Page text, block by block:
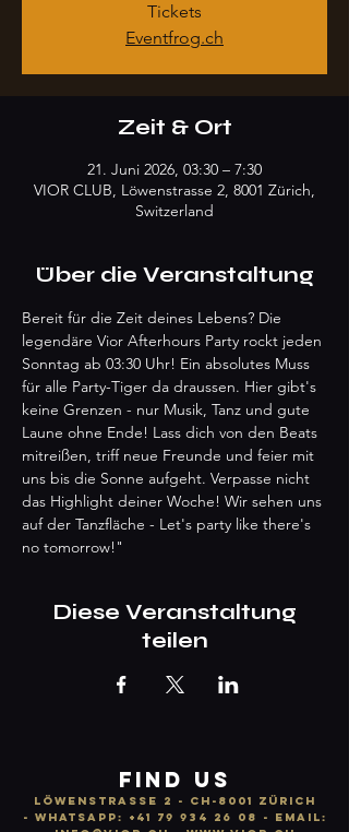
Tickets
Eventfrog.ch
Zeit & Ort
21. Juni 2026, 03:30 – 7:30
VIOR CLUB, Löwenstrasse 2, 8001 Zürich,
Switzerland
Über die Veranstaltung
Bereit für die Zeit deines Lebens? Die
legendäre Vior Afterhours Party rockt jeden
Sonntag ab 03:30 Uhr! Ein absolutes Muss
für alle Party-Tiger da draussen. Hier gibt's
keine Grenzen - nur Musik, Tanz und gute
Laune ohne Ende! Lass dich von den Beats
mitreißen, triff neue Freunde und feier mit
uns bis die Sonne aufgeht. Verpasse nicht
das Highlight deiner Woche! Wir sehen uns
auf der Tanzfläche - Let's party like there's
no tomorrow!"
Diese Veranstaltung
teilen
FIND US
LÖWENSTRASSE 2 - CH-8001 ZÜRICH
- WhatsApp: +41 79 934 26 08
- email: